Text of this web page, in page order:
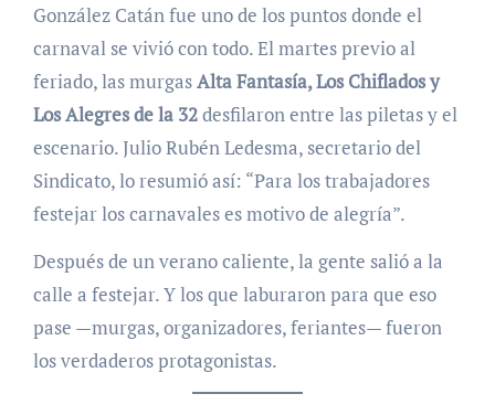
González Catán fue uno de los puntos donde el
carnaval se vivió con todo. El martes previo al
feriado, las murgasAlta Fantasía, Los Chiflados y
Los Alegres de la 32desfilaron entre las piletas y el
escenario. Julio Rubén Ledesma, secretario del
Sindicato, lo resumió así: “Para los trabajadores
festejar los carnavales es motivo de alegría”.
Después de un verano caliente, la gente salió a la
calle a festejar. Y los que laburaron para que eso
pase —murgas, organizadores, feriantes— fueron
los verdaderos protagonistas.